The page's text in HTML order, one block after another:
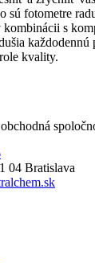
sú fotometre
s
každodennú
kvality.
04 Bratislava